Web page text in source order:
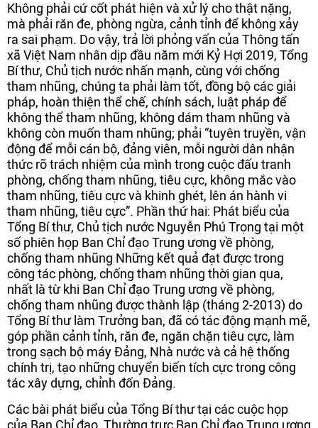
Không phải cứ cốt phát hiện và xử lý cho thật nặng,
mà phải răn đe, phòng ngừa, cảnh tỉnh để không xảy
ra sai phạm. Do vậy, trả lời phỏng vấn của Thông tấn
xã Việt Nam nhân dịp đầu năm mới Kỷ Hợi 2019, Tổng
Bí thư, Chủ tịch nước nhấn mạnh, cùng với chống
tham nhũng, chúng ta phải làm tốt, đồng bộ các giải
pháp, hoàn thiện thể chế, chính sách, luật pháp để
không thể tham nhũng, không dám tham nhũng và
không còn muốn tham nhũng; phải “tuyên truyền, vận
động để mỗi cán bộ, đảng viên, mỗi người dân nhận
thức rõ trách nhiệm của mình trong cuộc đấu tranh
phòng, chống tham nhũng, tiêu cực, không mắc vào
tham nhũng, tiêu cực và khinh ghét, lên án hành vi
tham nhũng, tiêu cực”. Phần thứ hai: Phát biểu của
Tổng Bí thư, Chủ tịch nước Nguyễn Phú Trọng tại một
số phiên họp Ban Chỉ đạo Trung ương về phòng,
chống tham nhũng Những kết quả đạt được trong
công tác phòng, chống tham nhũng thời gian qua,
nhất là từ khi Ban Chỉ đạo Trung ương về phòng,
chống tham nhũng được thành lập (tháng 2-2013) do
Tổng Bí thư làm Trưởng ban, đã có tác động mạnh mẽ,
góp phần cảnh tỉnh, răn đe, ngăn chặn tiêu cực, làm
trong sạch bộ máy Đảng, Nhà nước và cả hệ thống
chính trị, tạo những chuyển biến tích cực trong công
tác xây dựng, chỉnh đốn Đảng.
Các bài phát biểu của Tổng Bí thư tại các cuộc họp
của Ban Chỉ đạo, Thường trực Ban Chỉ đạo Trung ương